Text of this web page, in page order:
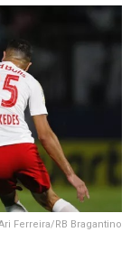
Ferreira/RB Bragantino